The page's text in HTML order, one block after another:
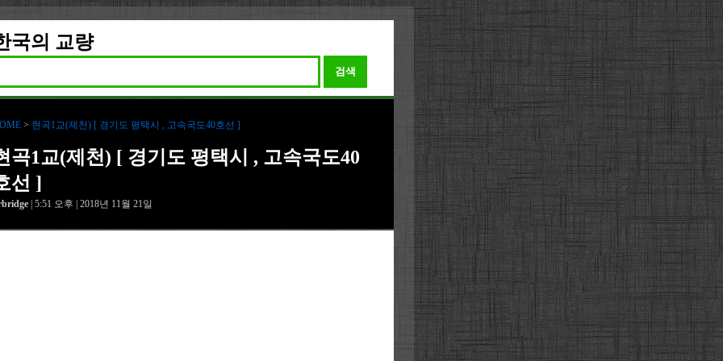
국의 교량
검색
> 현곡1교(제천) [ 경기도 평택시 , 고속국도40호선 ]
곡1교(제천) [ 경기도 평택시 , 고속국도40
선 ]
| 5:51 오후 | 2018년 11월 21일